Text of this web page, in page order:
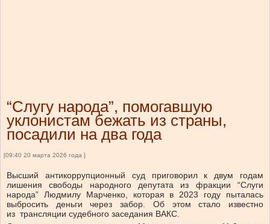
“Слугу народа”, помогавшую
уклонистам бежать из страны,
посадили на два года
[09:40 20 марта 2026 года ]
Высший антикоррупционный суд приговорил к двум годам
лишения свободы народного депутата из фракции “Слуги
народа” Людмилу Марченко, которая в 2023 году пыталась
выбросить деньги через забор. Об этом стало известно
из трансляции судебного заседания ВАКС.